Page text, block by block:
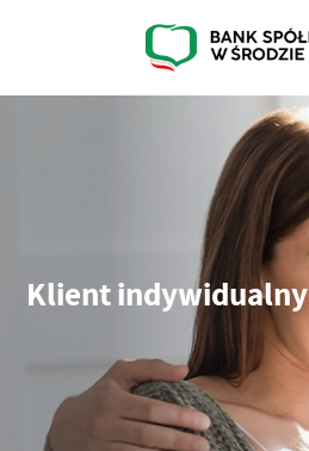
Klient indywidualny